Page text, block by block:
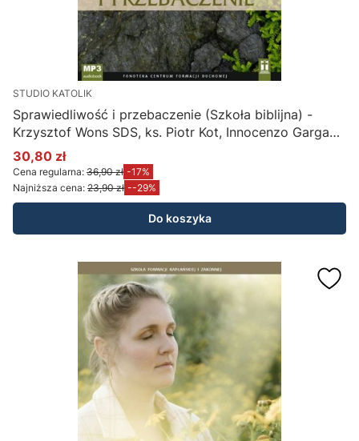
STUDIO KATOLIK
Sprawiedliwość i przebaczenie (Szkoła biblijna) -
Krzysztof Wons SDS, ks. Piotr Kot, Innocenzo Gargano
OSB Cam.(konferencje na CD MP3)
Cena promocyjna
30,80 zł
Cena regularna: 36,90 zł -17%
Najniższa cena: 23,90 zł --29%
Do koszyka